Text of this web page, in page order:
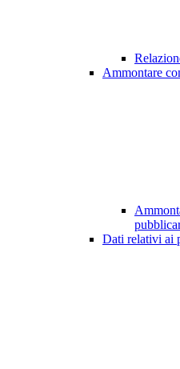
Ammontare
Dati relativi ai